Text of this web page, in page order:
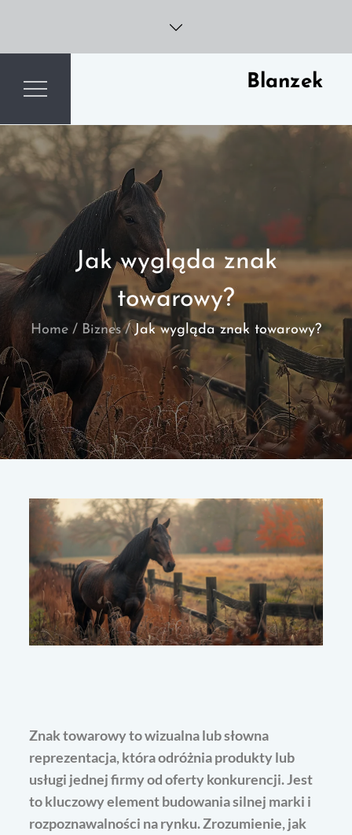
content
Blanzek
Jak wygląda znak
towarowy?
Home Biznes Jak wygląda znak towarowy?
Znak towarowy to wizualna lub słowna
reprezentacja, która odróżnia produkty lub
usługi jednej firmy od oferty konkurencji. Jest
to kluczowy element budowania silnej marki i
rozpoznawalności na rynku. Zrozumienie, jak